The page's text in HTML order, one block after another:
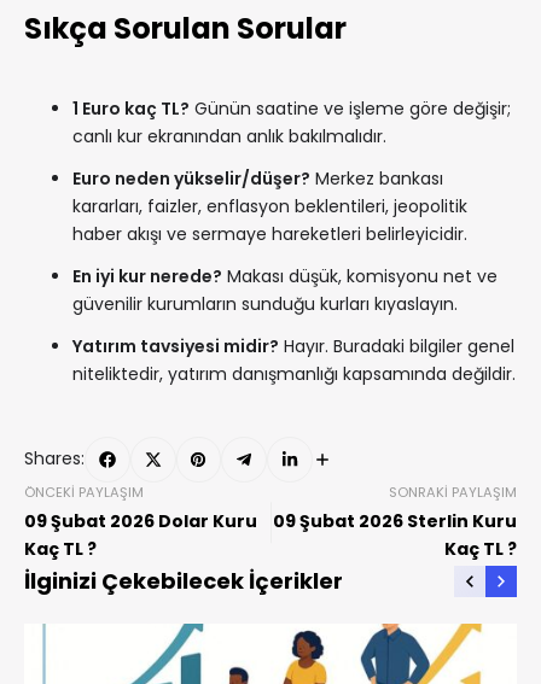
Sıkça Sorulan Sorular
1 Euro kaç TL? Günün saatine ve işleme göre değişir;
canlı kur ekranından anlık bakılmalıdır.
Euro neden yükselir/düşer? Merkez bankası
kararları, faizler, enflasyon beklentileri, jeopolitik
haber akışı ve sermaye hareketleri belirleyicidir.
En iyi kur nerede? Makası düşük, komisyonu net ve
güvenilir kurumların sunduğu kurları kıyaslayın.
Yatırım tavsiyesi midir? Hayır. Buradaki bilgiler genel
niteliktedir, yatırım danışmanlığı kapsamında değildir.
Shares:
ÖNCEKI PAYLAŞIM
09 Şubat 2026 Dolar Kuru
Kaç TL ?
SONRAKI PAYLAŞIM
09 Şubat 2026 Sterlin Kuru
Kaç TL ?
İlginizi Çekebilecek İçerikler